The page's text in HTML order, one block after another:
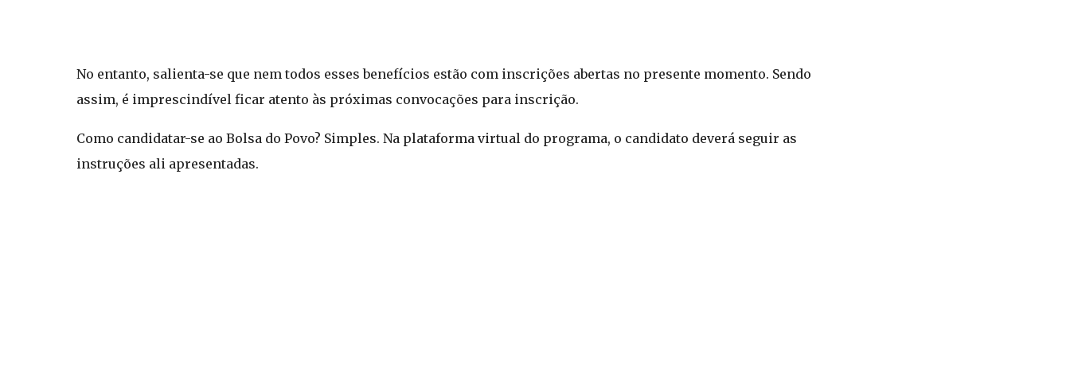
No entanto, salienta-se que nem todos esses benefícios estão com inscrições abertas no presente momento. Sendo
assim, é imprescindível ficar atento às próximas convocações para inscrição.
Como candidatar-se ao Bolsa do Povo? Simples. Na plataforma virtual do programa, o candidato deverá seguir as
instruções ali apresentadas.